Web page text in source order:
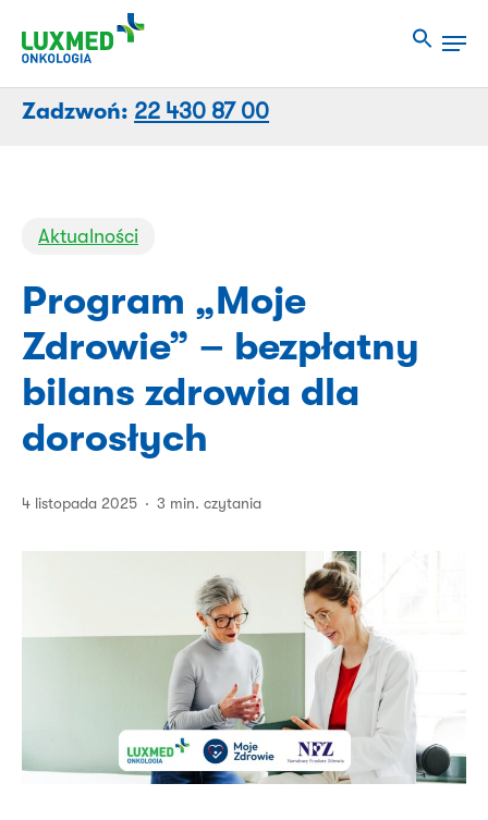
strony
Menu
Zadzwoń: 22 430 87 00
Aktualności
Program „Moje
Zdrowie” – bezpłatny
bilans zdrowia dla
dorosłych
4 listopada 2025 3 min. czytania